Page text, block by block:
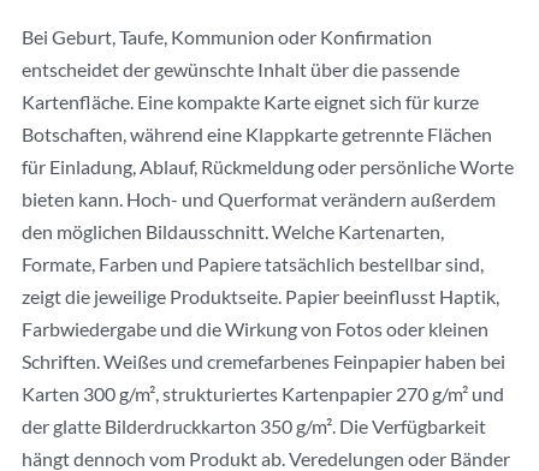
Bei Geburt, Taufe, Kommunion oder Konfirmation
entscheidet der gewünschte Inhalt über die passende
Kartenfläche. Eine kompakte Karte eignet sich für kurze
Botschaften, während eine Klappkarte getrennte Flächen
für Einladung, Ablauf, Rückmeldung oder persönliche Worte
bieten kann. Hoch- und Querformat verändern außerdem
den möglichen Bildausschnitt. Welche Kartenarten,
Formate, Farben und Papiere tatsächlich bestellbar sind,
zeigt die jeweilige Produktseite. Papier beeinflusst Haptik,
Farbwiedergabe und die Wirkung von Fotos oder kleinen
Schriften. Weißes und cremefarbenes Feinpapier haben bei
Karten 300 g/m², strukturiertes Kartenpapier 270 g/m² und
der glatte Bilderdruckkarton 350 g/m². Die Verfügbarkeit
hängt dennoch vom Produkt ab. Veredelungen oder Bänder